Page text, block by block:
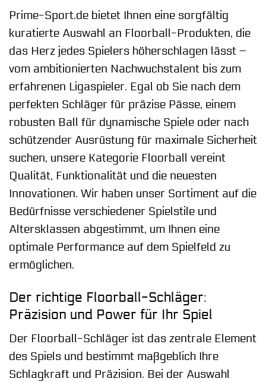
Prime-Sport.de bietet Ihnen eine sorgfältig
kuratierte Auswahl an Floorball-Produkten, die
das Herz jedes Spielers höherschlagen lässt –
vom ambitionierten Nachwuchstalent bis zum
erfahrenen Ligaspieler. Egal ob Sie nach dem
perfekten Schläger für präzise Pässe, einem
robusten Ball für dynamische Spiele oder nach
schützender Ausrüstung für maximale Sicherheit
suchen, unsere Kategorie Floorball vereint
Qualität, Funktionalität und die neuesten
Innovationen. Wir haben unser Sortiment auf die
Bedürfnisse verschiedener Spielstile und
Altersklassen abgestimmt, um Ihnen eine
optimale Performance auf dem Spielfeld zu
ermöglichen.
Der richtige Floorball-Schläger:
Präzision und Power für Ihr Spiel
Der Floorball-Schläger ist das zentrale Element
des Spiels und bestimmt maßgeblich Ihre
Schlagkraft und Präzision. Bei der Auswahl